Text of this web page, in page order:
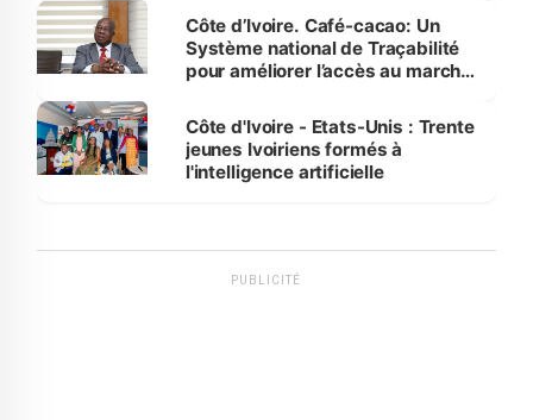
Côte d’Ivoire. Café-cacao: Un
Système national de Traçabilité
pour améliorer l’accès au marché
Côte d'Ivoire - Etats-Unis : Trente
jeunes Ivoiriens formés à
l'intelligence artificielle
PUBLICITÉ